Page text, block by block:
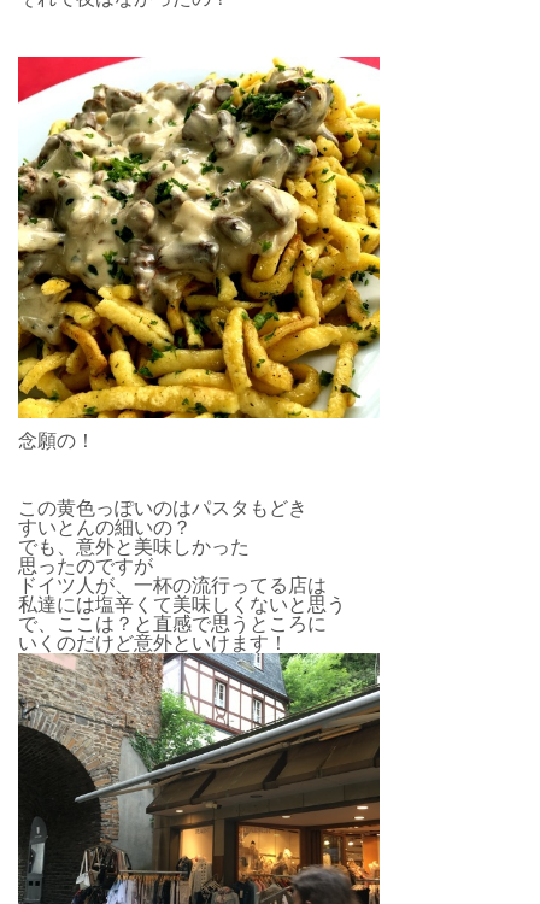
念願の！
この黄色っぽいのはパスタもどき
すいとんの細いの？
でも、意外と美味しかった
思ったのですが
ドイツ人が、一杯の流行ってる店は
私達には塩辛くて美味しくないと思う
で、ここは？と直感で思うところに
いくのだけど意外といけます！